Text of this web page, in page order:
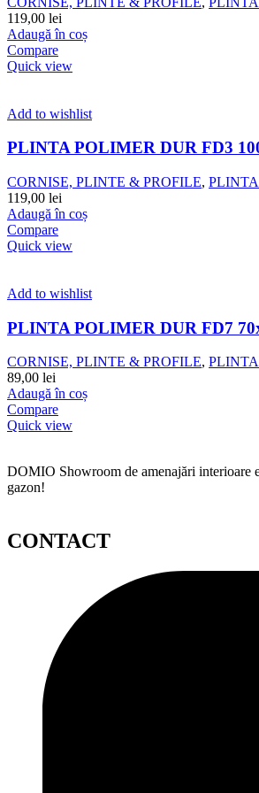
119,00 lei
Adaugă în coș
Compare
Quick view
Add to wishlist
PLINTA POLIMER DUR FD3
CORNISE, PLINTE & PROFILE,
119,00 lei
Adaugă în coș
Compare
Quick view
Add to wishlist
PLINTA POLIMER DUR FD7
CORNISE, PLINTE & PROFILE,
89,00 lei
Adaugă în coș
Compare
Quick view
DOMIO Showroom de amenajări interioare
gazon!
CONTACT